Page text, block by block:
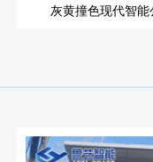
灰黄撞色现代智能